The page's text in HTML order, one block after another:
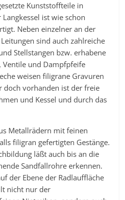
Kunststoffteile in
ist wie schon
Neben einzelner an der
sind auch zahlreiche
Stellstangen bzw. erhabene
Ventile und Dampfpfeife
weisen filigrane Gravuren
doch vorhanden ist der freie
und Kessel und durch das
Metallrädern mit feinen
filigran gefertigten Gestänge.
läßt auch bis an die
Sandfallrohre erkennen.
der Ebene der Radlauffläche
nicht nur der